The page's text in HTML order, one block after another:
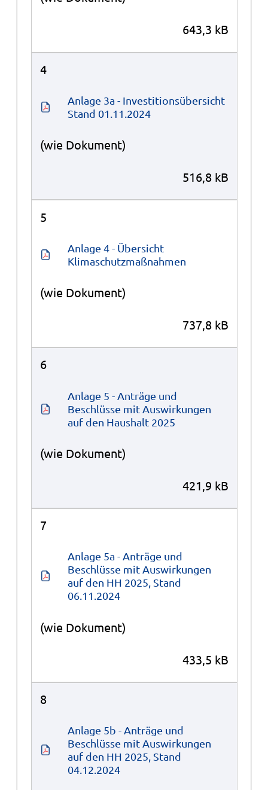
643,3 kB
4
Anlage 3a - Investitionsübersicht
Stand 01.11.2024
(wie Dokument)
516,8 kB
5
Anlage 4 - Übersicht
Klimaschutzmaßnahmen
(wie Dokument)
737,8 kB
6
Anlage 5 - Anträge und
Beschlüsse mit Auswirkungen
auf den Haushalt 2025
(wie Dokument)
421,9 kB
7
Anlage 5a - Anträge und
Beschlüsse mit Auswirkungen
auf den HH 2025, Stand
06.11.2024
(wie Dokument)
433,5 kB
8
Anlage 5b - Anträge und
Beschlüsse mit Auswirkungen
auf den HH 2025, Stand
04.12.2024